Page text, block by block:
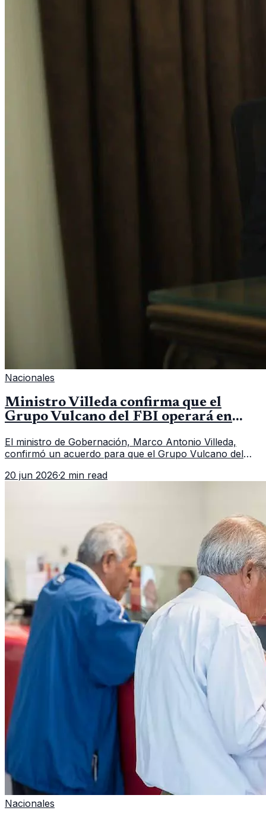
Nacionales
Ministro Villeda confirma que el
Grupo Vulcano del FBI operará en
El ministro de Gobernación, Marco Antonio Villeda,
confirmó un acuerdo para que el Grupo Vulcano del
fallido con la administración anterior del Ministerio
20 jun 2026·2 min read
Nacionales